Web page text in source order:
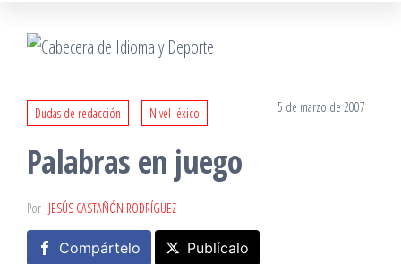
Dudas de redacción Nivel léxico 5 de marzo de 2007
Palabras en juego
Por JESÚS CASTAÑÓN RODRÍGUEZ
Compártelo Publícalo